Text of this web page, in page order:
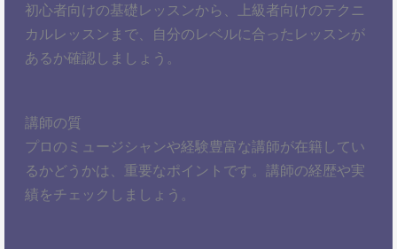
初心者向けの基礎レッスンから、上級者向けのテクニ
カルレッスンまで、自分のレベルに合ったレッスンが
あるか確認しましょう。
講師の質
プロのミュージシャンや経験豊富な講師が在籍してい
るかどうかは、重要なポイントです。講師の経歴や実
績をチェックしましょう。